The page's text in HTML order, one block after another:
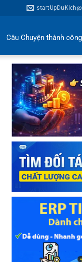
Câu Chuyện thành công